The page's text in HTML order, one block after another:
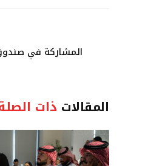
المشاركة في
المقالات ذات